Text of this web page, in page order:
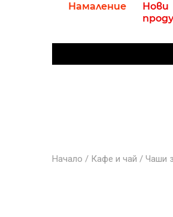
Намаление
Нови
Начало / Кафе и чай / Чаши